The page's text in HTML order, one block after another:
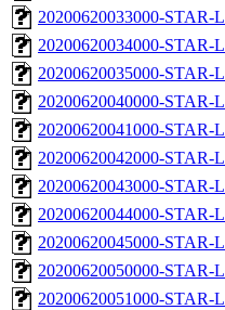
20200620033000-STAR-
20200620034000-STAR-
20200620035000-STAR-
20200620040000-STAR-
20200620041000-STAR-
20200620042000-STAR-
20200620043000-STAR-
20200620044000-STAR-
20200620045000-STAR-
20200620050000-STAR-
20200620051000-STAR-